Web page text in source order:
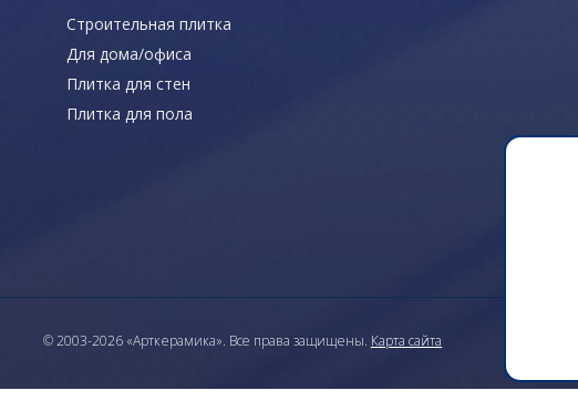
Строительная плитка
Для дома/офиса
Плитка для стен
Плитка для пола
© 2003-2026 «Арткерамика». Все права защищены. Карта сайта